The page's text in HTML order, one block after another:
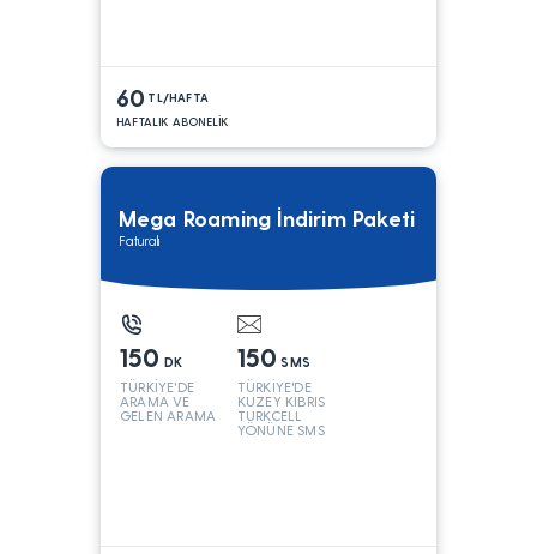
60 TL/HAFTA
HAFTALIK ABONELİK
Mega Roaming İndirim Paketi
Faturalı
150 DK
TÜRKİYE'DE
ARAMA VE
GELEN ARAMA
150 SMS
TÜRKİYE'DE
KUZEY KIBRIS
TURKCELL
YÖNÜNE SMS